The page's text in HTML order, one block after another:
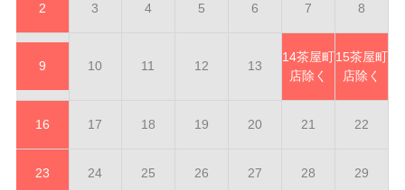
2 3 4 5 6 7 8
9 10 11 12 13
14茶屋町
店除く
15茶屋町
店除く
16 17 18 19 20 21 22
23 24 25 26 27 28 29